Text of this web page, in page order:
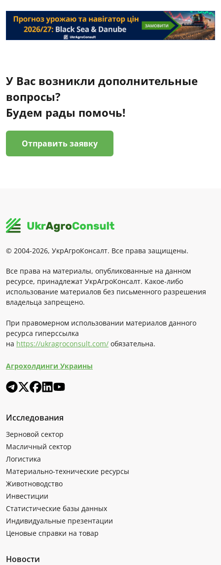
У Вас возникли дополнительные
вопросы?
Будем рады помочь!
Отправить заявку
© 2004-2026, УкрАгроКонсалт. Все права защищены.
Все права на материалы, опубликованные на данном
ресурсе, принадлежат УкрАгроКонсалт. Какое-либо
использование материалов без письменного разрешения
владельца запрещено.
При правомерном использовании материалов данного
ресурса гиперссылка
на https://ukragroconsult.com/ обязательна.
Агрохолдинги Украины
Исследования
Зерновой сектор
Масличный сектор
Логистика
Материально-технические ресурсы
Животноводство
Инвестиции
Статистические базы данных
Индивидуальные презентации
Ценовые справки на товар
Новости